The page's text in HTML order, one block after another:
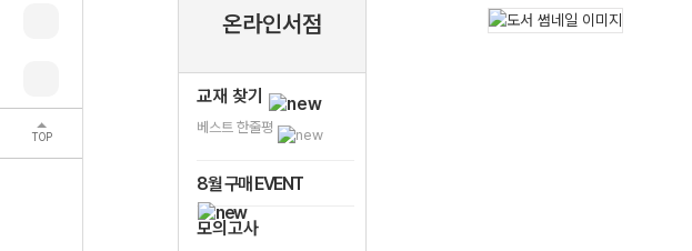
TOP
온라인서점
교재 찾기
베스트 한줄평
8월 구매 EVENT
모의고사